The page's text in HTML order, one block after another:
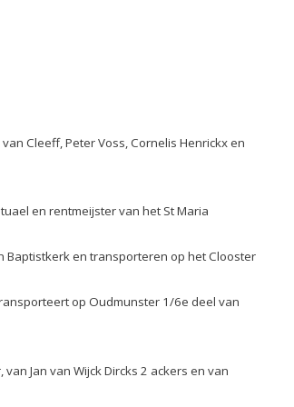
Cleeff, Peter Voss, Cornelis Henrickx en
en rentmeijster van het St Maria
Baptistkerk en transporteren op het Clooster
op Oudmunster 1/6e deel van
van Jan van Wijck Dircks 2 ackers en van